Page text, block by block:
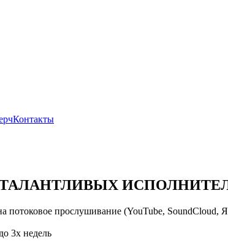
Контакты
ТАЛАНТЛИВЫХ
потоковое прослушивание (YouTube, SoundCloud,
3х недель